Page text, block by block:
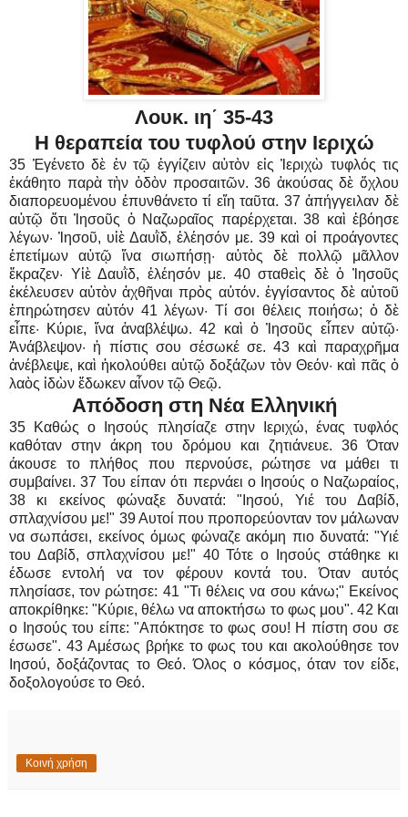
Λουκ. ιη΄ 35-43
Η θεραπεία του τυφλού στην Ιεριχώ
35 Ἐγένετο δὲ ἐν τῷ ἐγγίζειν αὐτὸν εἰς Ἰεριχὼ τυφλός τις
ἐκάθητο παρὰ τὴν ὁδὸν προσαιτῶν. 36 ἀκούσας δὲ ὄχλου
διαπορευομένου ἐπυνθάνετο τί εἴη ταῦτα. 37 ἀπήγγειλαν δὲ
αὐτῷ ὅτι Ἰησοῦς ὁ Ναζωραῖος παρέρχεται. 38 καὶ ἐβόησε
λέγων· Ἰησοῦ, υἱὲ Δαυῒδ, ἐλέησόν με. 39 καὶ οἱ προάγοντες
ἐπετίμων αὐτῷ ἵνα σιωπήσῃ· αὐτὸς δὲ πολλῷ μᾶλλον
ἔκραζεν· Υἱὲ Δαυῒδ, ἐλέησόν με. 40 σταθεὶς δὲ ὁ Ἰησοῦς
ἐκέλευσεν αὐτὸν ἀχθῆναι πρὸς αὐτόν. ἐγγίσαντος δὲ αὐτοῦ
ἐπηρώτησεν αὐτόν 41 λέγων· Τί σοι θέλεις ποιήσω; ὁ δὲ
εἶπε· Κύριε, ἵνα ἀναβλέψω. 42 καὶ ὁ Ἰησοῦς εἶπεν αὐτῷ·
Ἀνάβλεψον· ἡ πίστις σου σέσωκέ σε. 43 καὶ παραχρῆμα
ἀνέβλεψε, καὶ ἠκολούθει αὐτῷ δοξάζων τὸν Θεόν· καὶ πᾶς ὁ
λαὸς ἰδὼν ἔδωκεν αἶνον τῷ Θεῷ.
Απόδοση στη Νέα Ελληνική
35 Καθώς ο Ιησούς πλησίαζε στην Ιεριχώ, ένας τυφλός
καθόταν στην άκρη του δρόμου και ζητιάνευε. 36 Όταν
άκουσε το πλήθος που περνούσε, ρώτησε να μάθει τι
συμβαίνει. 37 Του είπαν ότι περνάει ο Ιησούς ο Ναζωραίος,
38 κι εκείνος φώναξε δυνατά: "Ιησού, Υιέ του Δαβίδ,
σπλαχνίσου με!" 39 Αυτοί που προπορεύονταν τον μάλωναν
να σωπάσει, εκείνος όμως φώναζε ακόμη πιο δυνατά: "Υιέ
του Δαβίδ, σπλαχνίσου με!" 40 Τότε ο Ιησούς στάθηκε κι
έδωσε εντολή να τον φέρουν κοντά του. Όταν αυτός
πλησίασε, τον ρώτησε: 41 "Τι θέλεις να σου κάνω;" Εκείνος
αποκρίθηκε: "Κύριε, θέλω να αποκτήσω το φως μου". 42 Και
ο Ιησούς του είπε: "Απόκτησε το φως σου! Η πίστη σου σε
έσωσε". 43 Αμέσως βρήκε το φως του και ακολούθησε τον
Ιησού, δοξάζοντας το Θεό. Όλος ο κόσμος, όταν τον είδε,
δοξολογούσε το Θεό.
Κοινή χρήση